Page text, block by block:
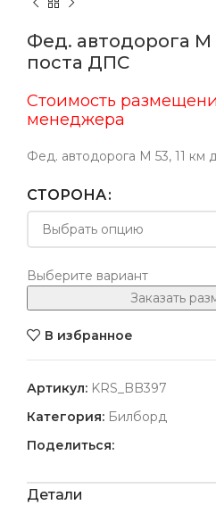
Фед. автодорога М
поста ДПС
Стоимость
менеджера
Фед. автодорога М 53, 11 км
СТОРОНА
Выберите вариант
Заказать
В избранное
Артикул: KRS_BB397
Категория: Билборд
Поделиться:
Детали